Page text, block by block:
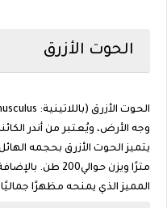
الحوت الأزرق
وجه الأرض، ويُعتبر من أندر
مترًا ويزن
المميز الذي يمنحه مظهرًا جماليًا